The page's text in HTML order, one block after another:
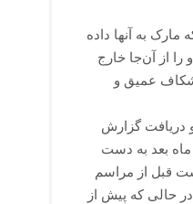
که مارک به آنها داده
از آن‌جا خارج
شکاف عمیق و
و دریافت گزارش
بعد به دست
قبل از مراسم
حالی که پیش از